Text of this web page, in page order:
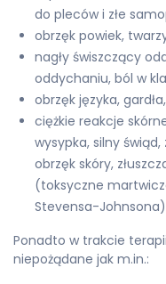
do pleców i złe
obrzęk powiek,
nagły świszczący
oddychaniu, ból w
obrzęk języka,
ciężkie reakcje
wysypka, silny
obrzęk skóry,
(toksyczne
Stevensa-
Ponadto w trakcie
niepożądane jak m.in.: